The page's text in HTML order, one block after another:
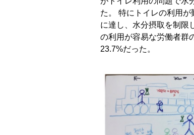
た。 特にトイレの利用
に達し、水分摂取を制限
の利用が容易な労働者群
23.7%だった。